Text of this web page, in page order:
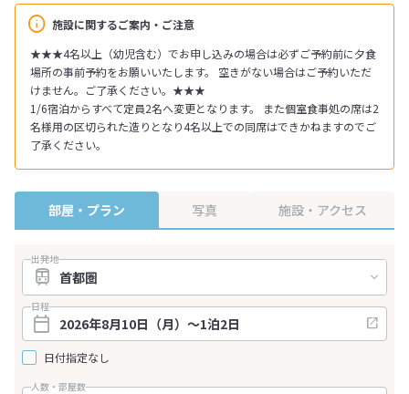
施設に関するご案内・ご注意
★★★4名以上（幼児含む）でお申し込みの場合は必ずご予約前に夕食
場所の事前予約をお願いいたします。 空きがない場合はご予約いただ
けません。ご了承ください。★★★
1/6宿泊からすべて定員2名へ変更となります。 また個室食事処の席は2
名様用の区切られた造りとなり4名以上での同席はできかねますのでご
了承ください。
の贅沢。料理長ご自慢の季節の味をご堪能下さい。「なぜか心が安らぐ」そ
んな空間を何よりも大切に考えます。
部屋・プラン 写真 施設・アクセス
出発地
日程
日付指定なし
人数・部屋数